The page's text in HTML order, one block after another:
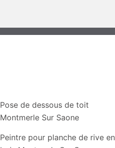
Pose de dessous de toit
Montmerle Sur Saone
Peintre pour planche de rive en